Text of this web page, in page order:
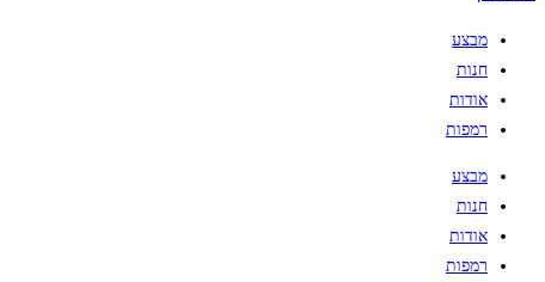
מבצע
חנות
אודות
רמפות
מבצע
חנות
אודות
רמפות